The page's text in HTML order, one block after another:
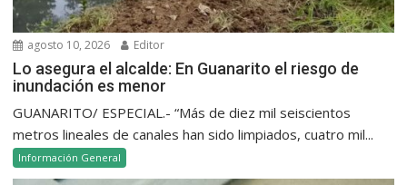
agosto 10, 2026 Editor
Lo asegura el alcalde: En Guanarito el riesgo de
inundación es menor
GUANARITO/ ESPECIAL.- “Más de diez mil seiscientos
metros lineales de canales han sido limpiados, cuatro mil...
Información General